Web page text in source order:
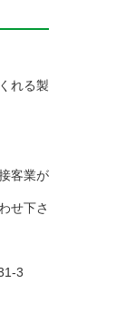
れる製
客業が
せ下さ
3